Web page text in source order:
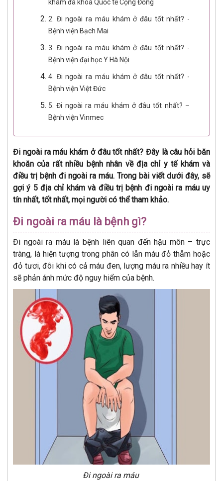
khám đa khoa Quốc tế Cộng Đồng
2. Đi ngoài ra máu khám ở đâu tốt nhất? -
Bệnh viện Bạch Mai
3. Đi ngoài ra máu khám ở đâu tốt nhất? -
Bệnh viện đại học Y Hà Nội
4. Đi ngoài ra máu khám ở đâu tốt nhất? -
Bệnh viện Việt Đức
5. Đi ngoài ra máu khám ở đâu tốt nhất? –
Bệnh viện Vinmec
Đi ngoài ra máu khám ở đâu tốt nhất? Đây là câu hỏi băn
khoăn của rất nhiều bệnh nhân về địa chỉ y tế khám và
điều trị bệnh đi ngoài ra máu. Trong bài viết dưới đây, sẽ
gợi ý 5 địa chỉ khám và điều trị bệnh đi ngoài ra máu uy
tín nhất, tốt nhất, mọi người có thể tham khảo.
Đi ngoài ra máu là bệnh gì?
Đi ngoài ra máu là bệnh liên quan đến hậu môn – trực
tràng, là hiện tượng trong phân có lẫn máu đỏ thẫm hoặc
đỏ tươi, đôi khi có cả máu đen, lượng máu ra nhiều hay ít
sẽ phản ánh mức độ nguy hiểm của bệnh.
Đi ngoài ra máu